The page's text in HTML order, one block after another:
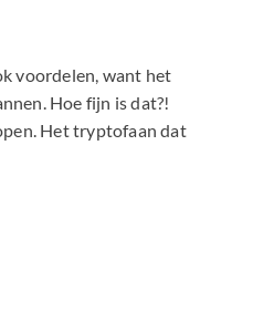
voordelen, want het
Hoe fijn is dat?!
Het tryptofaan dat